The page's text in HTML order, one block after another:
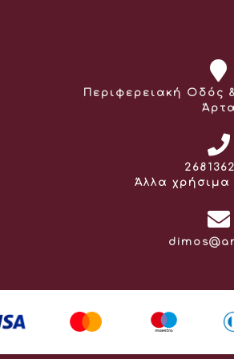
Διεύθυνση:
Περιφερειακή Οδός
Άρτα
Άλλα
Email: